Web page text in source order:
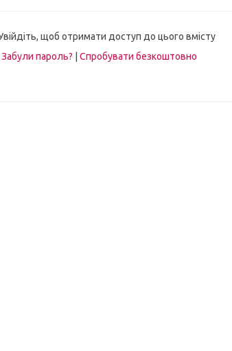
щоб отримати доступ до цього вмісту
Забули пароль?
Спробувати безкоштовно